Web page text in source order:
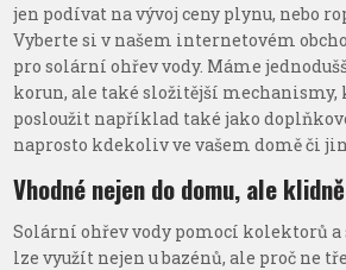
jen podívat na vývoj ceny plynu, nebo
Vyberte si v našem internetovém
prosolární ohřev vody. Máme
korun, ale také složitější
posloužit například také jako
naprosto kdekoliv ve vašem domě či
Vhodné nejen do domu, ale
Solární ohřev vody pomocí kolektorů
lze využít nejen u bazénů, ale proč ne